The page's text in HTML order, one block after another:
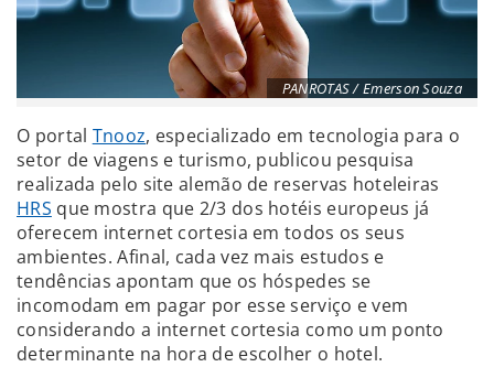
PANROTAS / Emerson Souza
O portal Tnooz, especializado em tecnologia para o
setor de viagens e turismo, publicou pesquisa
realizada pelo site alemão de reservas hoteleiras
HRS que mostra que 2/3 dos hotéis europeus já
oferecem internet cortesia em todos os seus
ambientes. Afinal, cada vez mais estudos e
tendências apontam que os hóspedes se
incomodam em pagar por esse serviço e vem
considerando a internet cortesia como um ponto
determinante na hora de escolher o hotel.